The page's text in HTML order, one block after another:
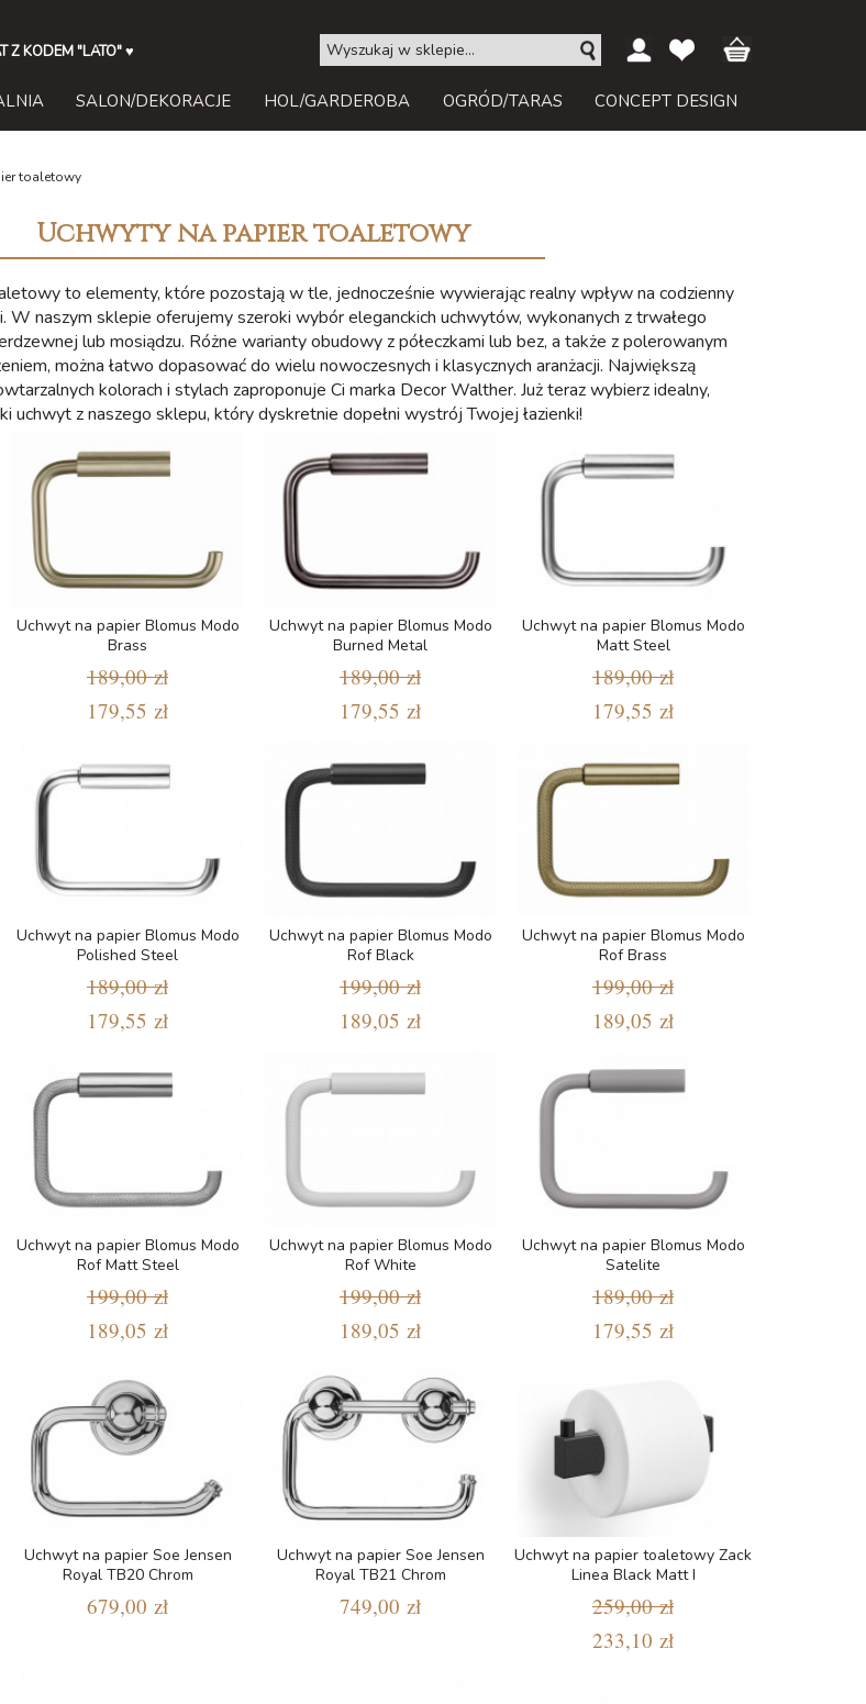
Z KODEM "LATO"♥
SALON/DEKORACJE HOL/GARDEROBA OGRÓD/TARAS CONCEPT DESIGN
toaletowy
Uchwyty na papier toaletowy
to elementy, które pozostają w tle, jednocześnie wywierając realny wpływ na codzienny
W naszym sklepie oferujemy szeroki wybór eleganckich uchwytów, wykonanych z trwałego
lub mosiądzu. Różne warianty obudowy z półeczkami lub bez, a także z polerowanym
można łatwo dopasować do wielu nowoczesnych i klasycznych aranżacji. Największą
kolorach i stylach zaproponuje Ci marka Decor Walther. Już teraz wybierz idealny,
uchwyt z naszego sklepu, który dyskretnie dopełni wystrój Twojej łazienki!
Uchwyt na papier Blomus Modo
Brass
189,00 zł
179,55 zł
Uchwyt na papier Blomus Modo
Burned Metal
189,00 zł
179,55 zł
Uchwyt na papier Blomus Modo
Matt Steel
189,00 zł
179,55 zł
Uchwyt na papier Blomus Modo
Polished Steel
189,00 zł
179,55 zł
Uchwyt na papier Blomus Modo
Rof Black
199,00 zł
189,05 zł
Uchwyt na papier Blomus Modo
Rof Brass
199,00 zł
189,05 zł
Uchwyt na papier Blomus Modo
Rof Matt Steel
199,00 zł
189,05 zł
Uchwyt na papier Blomus Modo
Rof White
199,00 zł
189,05 zł
Uchwyt na papier Blomus Modo
Satelite
189,00 zł
179,55 zł
Uchwyt na papier Soe Jensen
Royal TB20 Chrom
679,00 zł
Uchwyt na papier Soe Jensen
Royal TB21 Chrom
749,00 zł
Uchwyt na papier toaletowy Zack
Linea Black Matt I
259,00 zł
233,10 zł